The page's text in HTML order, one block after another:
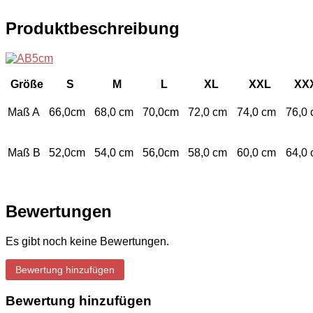
Produktbeschreibung
Größe S M L XL XXL
Maß A 66,0cm 68,0 cm 70,0cm 72,0 cm 74,0 cm 76,0
Maß B 52,0cm 54,0 cm 56,0cm 58,0 cm 60,0 cm 64,0
Bewertungen
Es gibt noch keine Bewertungen.
Bewertung hinzufügen
Bewertung hinzufügen